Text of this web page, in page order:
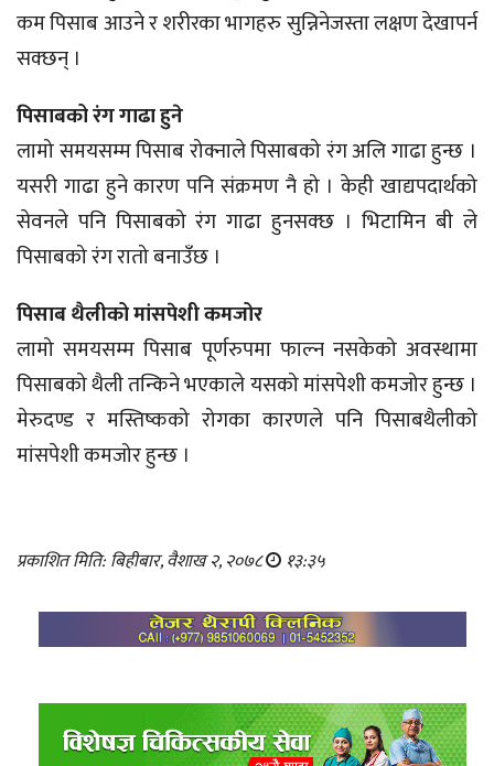
कम पिसाब आउने र शरीरका भागहरु सुन्निनेजस्ता लक्षण देखापर्न
सक्छन् ।
पिसाबको रंग गाढा हुने
लामो समयसम्म पिसाब रोक्नाले पिसाबको रंग अलि गाढा हुन्छ ।
यसरी गाढा हुने कारण पनि संक्रमण नै हो । केही खाद्यपदार्थको
सेवनले पनि पिसाबको रंग गाढा हुनसक्छ । भिटामिन बी ले
पिसाबको रंग रातो बनाउँछ ।
पिसाब थैलीको मांसपेशी कमजोर
लामो समयसम्म पिसाब पूर्णरुपमा फाल्न नसकेको अवस्थामा
पिसाबको थैली तन्किने भएकाले यसको मांसपेशी कमजोर हुन्छ ।
मेरुदण्ड र मस्तिष्कको रोगका कारणले पनि पिसाबथैलीको
मांसपेशी कमजोर हुन्छ ।
प्रकाशित मिति: बिहीबार, वैशाख २, २०७८ १३:३५